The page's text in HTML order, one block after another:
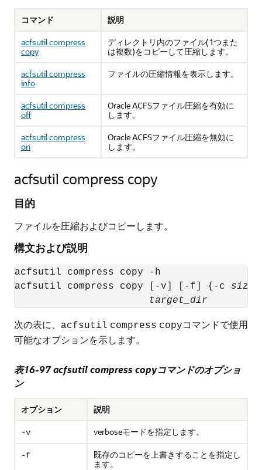
コマンド
説明
acfsutil compress
copy
ディレクトリ内のファイル(1つまた
は複数)をコピーして圧縮します。
acfsutil compress
info
ファイルの圧縮情報を表示します。
acfsutil compress
off
Oracle ACFSファイル圧縮を有効に
します。
acfsutil compress
on
Oracle ACFSファイル圧縮を無効に
します。
acfsutil compress copy
目的
ファイルを圧縮およびコピーします。
構文および説明
acfsutil compress copy -h
acfsutil compress copy [-v] [-f] {-c size
target_dir
次の表に、 acfsutil compress copyコマンドで使用
可能なオプションを示します。
表16-97 acfsutil compress copyコマンドのオプショ
ン
オプション 説明
-v verboseモードを指定します。
-f
既存のコピーを上書きすることを指定し
ます。